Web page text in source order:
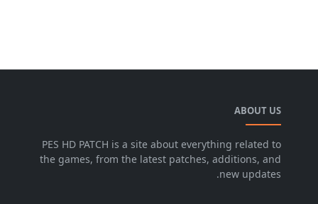
ABOUT US
PES HD PATCH is a site about everything related to
the games, from the latest patches, additions, and
new updates.